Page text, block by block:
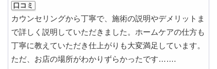
口コミ
カウンセリングから丁寧で、施術の説明やデメリットま
で詳しく説明していただきました。ホームケアの仕方も
丁寧に教えていただき仕上がりも大変満足しています。
ただ、お店の場所がわかりずらかったです…….